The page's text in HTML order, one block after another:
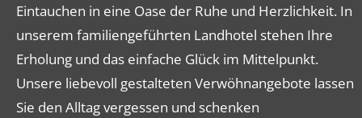
Eintauchen in eine Oase der Ruhe und Herzlichkeit. In
unserem familiengeführten Landhotel stehen Ihre
Erholung und das einfache Glück im Mittelpunkt.
Unsere liebevoll gestalteten Verwöhnangebote lassen
Sie den Alltag vergessen und schenken